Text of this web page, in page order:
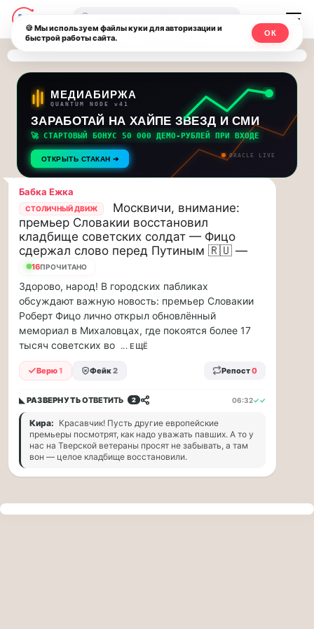
Последние
новости
и
обновления
потока:
Друзья,
приглашаем
на
музыкальную
прогулку
по
Москве
Чайковского!…
Друзья,
на
музыкальную
прогулку
по
Москве
Чайковского!
16.08
16:00
Петр
Ильич
Чайковский
—
один
самых
исповедальных
Москвичи.net
—
Главный
столичный
чат-
мессенджер,
новости
и
инсайды
Москвы
🔍
МЕДИАБИРЖА
QUANTUM NODE v41
ЗАРАБОТАЙ НА ХАЙПЕ ЗВЕЗД И СМИ
🚀 СТАРТОВЫЙ БОНУС 50 000 ДЕМО-РУБЛЕЙ ПРИ ВХОДЕ
ОТКРЫТЬ СТАКАН ➔ ORACLE LIVE
Бабка Ежка
СТОЛИЧНЫЙ ДВИЖ
Москвичи, внимание:
премьер Словакии восстановил
кладбище советских солдат — Фицо
сдержал слово перед Путиным 🇷🇺 —
16ПРОЧИТАНО
Здорово, народ! В городских пабликах
обсуждают важную новость: премьер Словакии
Роберт Фицо лично открыл обновлённый
мемориал в Михаловцах, где покоятся более 17
тысяч советских во ... ЕЩЁ
Верю1 Фейк2 Репост0
◣ РАЗВЕРНУТЬОТВЕТИТЬ 2 06:32✓✓
Кира: Красавчик! Пусть другие европейские
премьеры посмотрят, как надо уважать павших. А то у
нас на Тверской ветераны просят не забывать, а там
вон — целое кладбище восстановили.
🍪 Мы используем файлы куки для авторизации и
быстрой работы сайта.
ОК